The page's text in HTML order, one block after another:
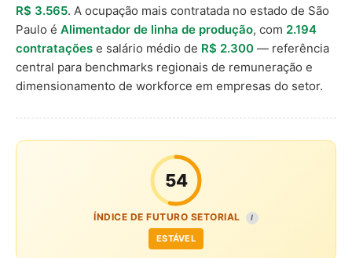
R$ 3.565. A ocupação mais contratada no estado de São
Paulo é Alimentador de linha de produção, com 2.194
contratações e salário médio de R$ 2.300 — referência
central para benchmarks regionais de remuneração e
dimensionamento de workforce em empresas do setor.
54
ÍNDICE DE FUTURO SETORIAL I
ESTÁVEL